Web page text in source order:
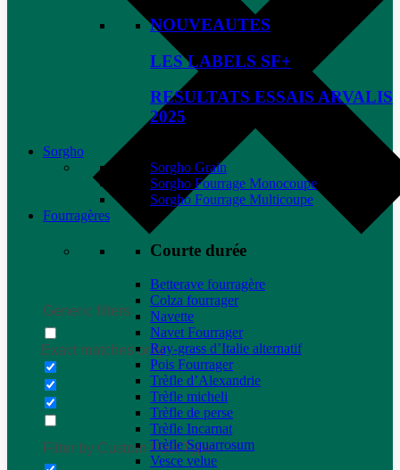
Generic filters
Exact matches only
Filter by Custom Post Type
NOUVEAUTES
LES LABELS SF+
RESULTATS ESSAIS ARVALIS
2025
Sorgho
Sorgho Grain
Sorgho Fourrage Monocoupe
Sorgho Fourrage Multicoupe
Fourragères
Courte durée
Betterave fourragère
Colza fourrager
Navette
Navet Fourrager
Ray-grass d’Italie alternatif
Pois Fourrager
Trèfle d’Alexandrie
Trèfle micheli
Trèfle de perse
Trèfle Incarnat
Trèfle Squarrosum
Vesce velue